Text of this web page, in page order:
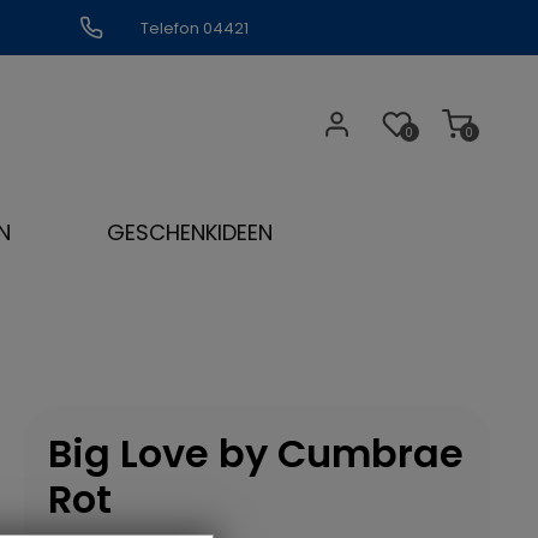
Telefon 04421
0
0
GESCHENKIDEEN
Big Love by Cumbrae
Rot